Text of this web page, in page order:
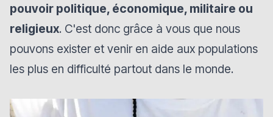
pouvoir politique, économique, militaire ou
religieux. C'est donc grâce à vous que nous
pouvons exister et venir en aide aux populations
les plus en difficulté partout dans le monde.